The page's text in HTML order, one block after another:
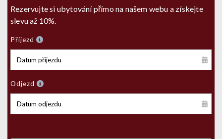
Rezervujte si ubytování přímo na našem webu a získejte
slevu až 10%.
Příjezd
Odjezd